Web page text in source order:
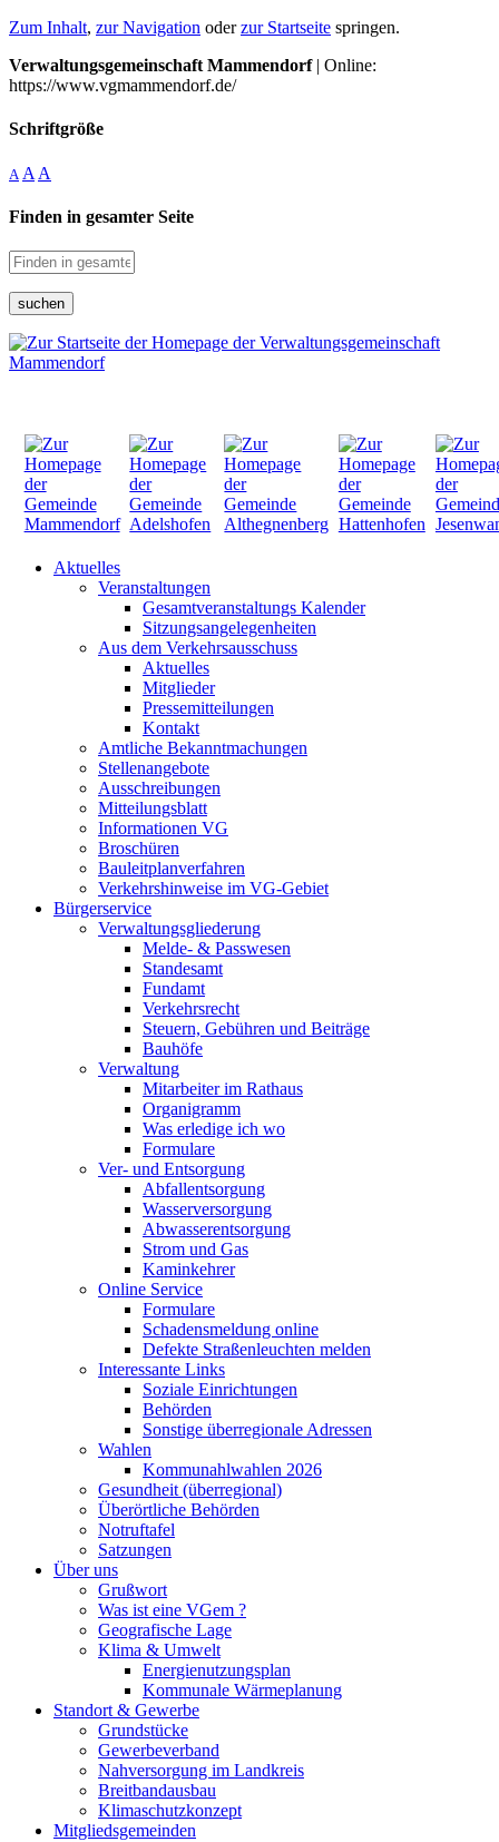
Zum Inhalt, zur Navigation oderzur Startseite springen.
Verwaltungsgemeinschaft Mammendorf| Online:
https://www.vgmammendorf.de/
Schriftgröße
A A A
Finden in gesamter Seite
suchen
Aktuelles
Veranstaltungen
Gesamtveranstaltungs Kalender
Sitzungsangelegenheiten
Aus dem Verkehrsausschuss
Aktuelles
Mitglieder
Pressemitteilungen
Kontakt
Amtliche Bekanntmachungen
Stellenangebote
Ausschreibungen
Mitteilungsblatt
Informationen VG
Broschüren
Bauleitplanverfahren
Verkehrshinweise im VG-Gebiet
Bürgerservice
Verwaltungsgliederung
Melde- & Passwesen
Standesamt
Fundamt
Verkehrsrecht
Steuern, Gebühren und Beiträge
Bauhöfe
Verwaltung
Mitarbeiter im Rathaus
Organigramm
Was erledige ich wo
Formulare
Ver- und Entsorgung
Abfallentsorgung
Wasserversorgung
Abwasserentsorgung
Strom und Gas
Kaminkehrer
Online Service
Formulare
Schadensmeldung online
Defekte Straßenleuchten melden
Interessante Links
Soziale Einrichtungen
Behörden
Sonstige überregionale Adressen
Wahlen
Kommunahlwahlen 2026
Gesundheit (überregional)
Überörtliche Behörden
Notruftafel
Satzungen
Über uns
Grußwort
Was ist eine VGem ?
Geografische Lage
Klima & Umwelt
Energienutzungsplan
Kommunale Wärmeplanung
Standort & Gewerbe
Grundstücke
Gewerbeverband
Nahversorgung im Landkreis
Breitbandausbau
Klimaschutzkonzept
Mitgliedsgemeinden